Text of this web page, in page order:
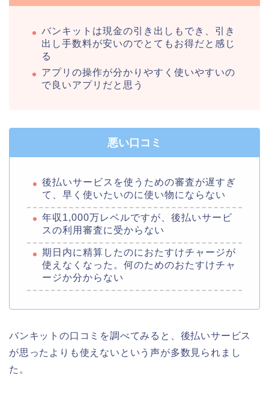
バンキットは現金の引き出しもでき、引き
出し手数料が安いのでとてもお得だと感じ
る
アプリの操作が分かりやすく使いやすいの
で良いアプリだと思う
悪い口コミ
後払いサービスを使うための審査が遅すぎ
て、早く使いたいのに使い物にならない
年収1,000万レベルですが、後払いサービ
スの利用審査に受からない
期日内に精算したのにおたすけチャージが
使えなくなった。何のためのおたすけチャ
ージか分からない
バンキットの口コミを調べてみると、後払いサービス
が思ったよりも使えないという声が多数見られまし
た。